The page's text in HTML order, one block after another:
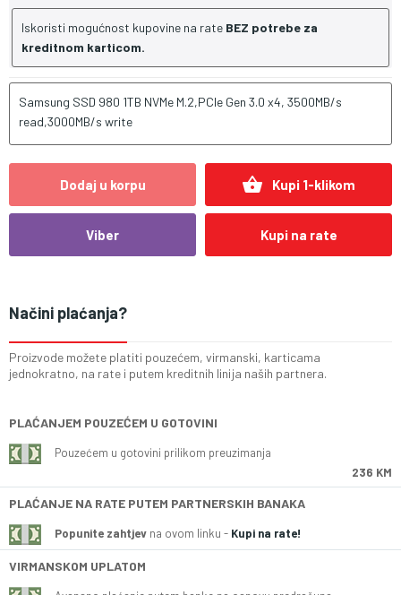
Iskoristi mogućnost kupovine na rate BEZ potrebe za
kreditnom karticom.
Samsung SSD 980 1TB NVMe M.2,PCIe Gen 3.0 x4, 3500MB/s
read,3000MB/s write
Dodaj u korpu shopping_basket Kupi 1-klikom
Viber Kupi na rate
Načini plaćanja?
Proizvode možete platiti pouzećem, virmanski, karticama
jednokratno, na rate i putem kreditnih linija naših partnera.
PLAĆANJEM POUZEĆEM U GOTOVINI
Pouzećem u gotovini prilikom preuzimanja
236 KM
PLAĆANJE NA RATE PUTEM PARTNERSKIH BANAKA
Popunite zahtjev na ovom linku - Kupi na rate!
VIRMANSKOM UPLATOM